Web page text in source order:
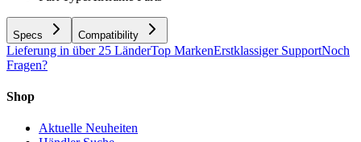
Specs Compatibility
Lieferung in über 25 LänderTop MarkenErstklassiger SupportNoch
Fragen?
Shop
Aktuelle Neuheiten